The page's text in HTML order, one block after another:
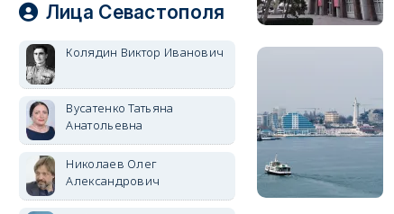
Лица Севастополя
Колядин Виктор Иванович
Вусатенко Татьяна
Анатольевна
Николаев Олег
Александрович